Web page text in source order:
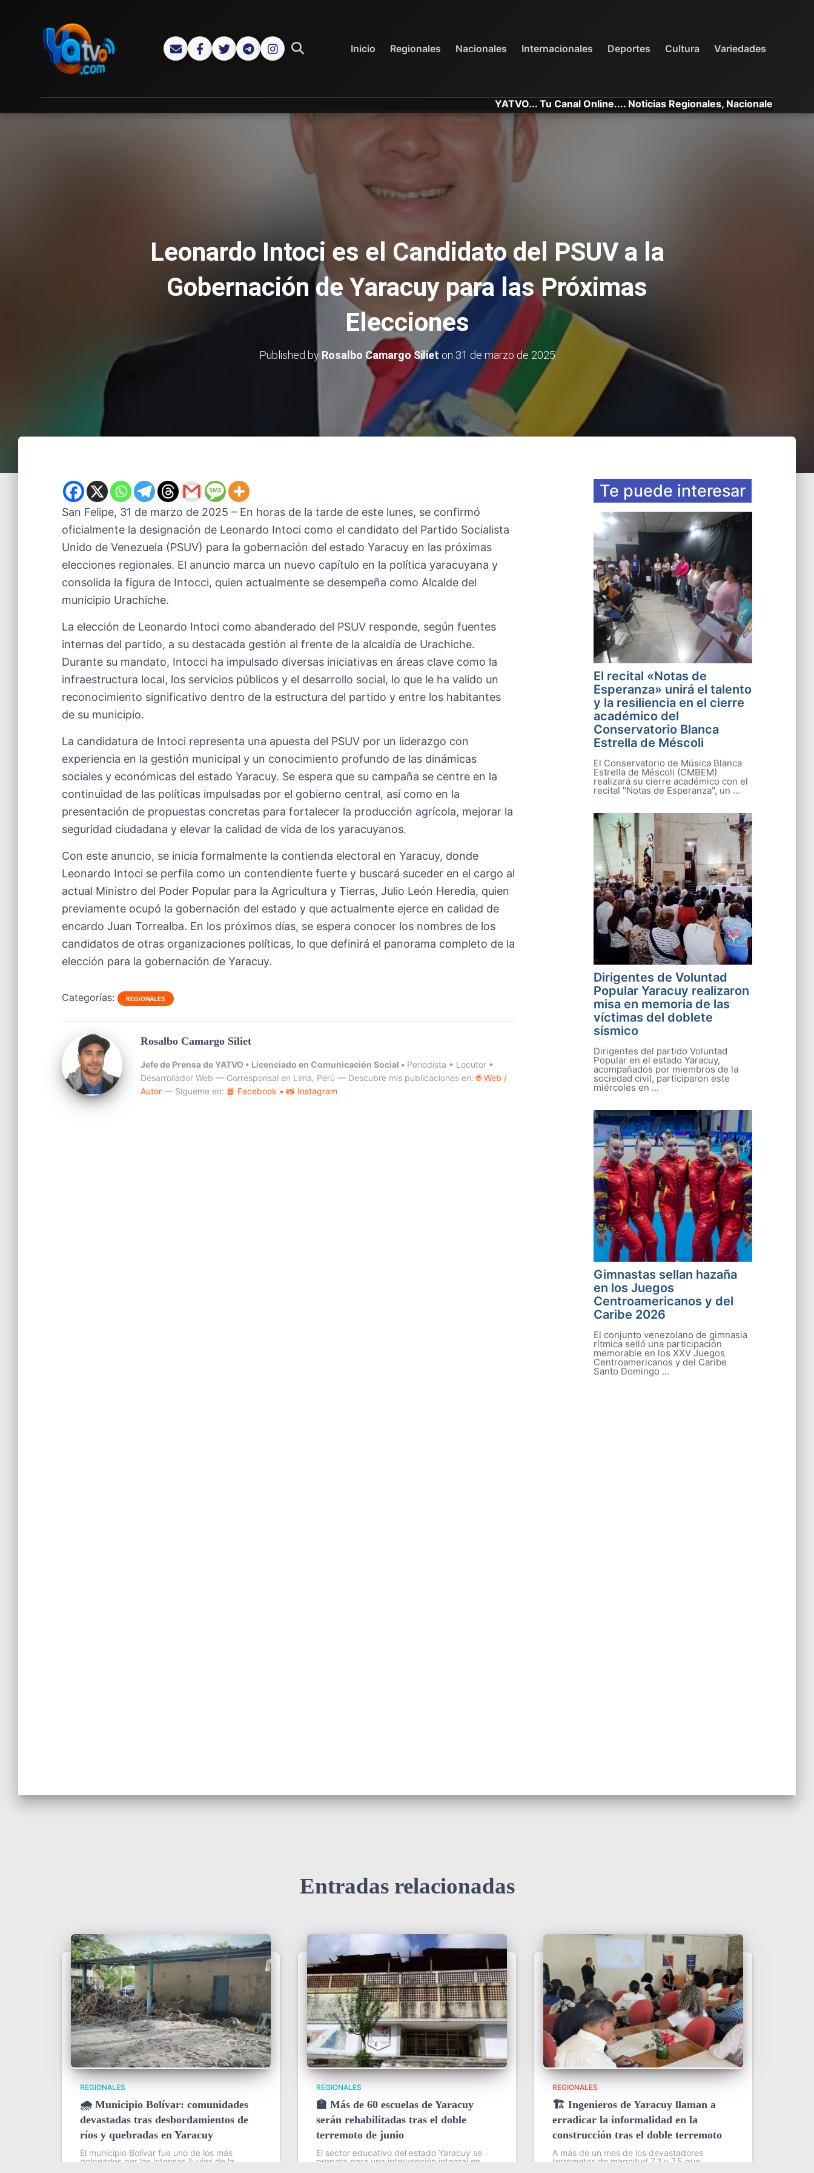
Inicio Regionales Nacionales Internacionales Deportes Cultura Variedades
YATVO... Tu Canal Online.... Noticias Regionales, Nacionales e Internacionales.
Leonardo Intoci es el Candidato del PSUV a la
Gobernación de Yaracuy para las Próximas
Elecciones
Published by Rosalbo Camargo Siliet on 31 de marzo de 2025
San Felipe, 31 de marzo de 2025 – En horas de la tarde de este lunes, se confirmó
oficialmente la designación de Leonardo Intoci como el candidato del Partido Socialista
Unido de Venezuela (PSUV) para la gobernación del estado Yaracuy en las próximas
elecciones regionales. El anuncio marca un nuevo capítulo en la política yaracuyana y
consolida la figura de Intocci, quien actualmente se desempeña como Alcalde del
municipio Urachiche.
La elección de Leonardo Intoci como abanderado del PSUV responde, según fuentes
internas del partido, a su destacada gestión al frente de la alcaldía de Urachiche.
Durante su mandato, Intocci ha impulsado diversas iniciativas en áreas clave como la
infraestructura local, los servicios públicos y el desarrollo social, lo que le ha valido un
reconocimiento significativo dentro de la estructura del partido y entre los habitantes
de su municipio.
La candidatura de Intoci representa una apuesta del PSUV por un liderazgo con
experiencia en la gestión municipal y un conocimiento profundo de las dinámicas
sociales y económicas del estado Yaracuy. Se espera que su campaña se centre en la
continuidad de las políticas impulsadas por el gobierno central, así como en la
presentación de propuestas concretas para fortalecer la producción agrícola, mejorar la
seguridad ciudadana y elevar la calidad de vida de los yaracuyanos.
Con este anuncio, se inicia formalmente la contienda electoral en Yaracuy, donde
Leonardo Intoci se perfila como un contendiente fuerte y buscará suceder en el cargo al
actual Ministro del Poder Popular para la Agricultura y Tierras, Julio León Heredia, quien
previamente ocupó la gobernación del estado y que actualmente ejerce en calidad de
encardo Juan Torrealba. En los próximos días, se espera conocer los nombres de los
candidatos de otras organizaciones políticas, lo que definirá el panorama completo de la
elección para la gobernación de Yaracuy.
Categorías: REGIONALES
Rosalbo Camargo Siliet
Jefe de Prensa de YATVO • Licenciado en Comunicación Social • Periodista • Locutor •
Desarrollador Web — Corresponsal en Lima, Perú — Descubre mis publicaciones en:🌐 Web /
Autor— Sígueme en: 📘 Facebook • 📸 Instagram
Te puede interesar
El recital «Notas de
Esperanza» unirá el talento
y la resiliencia en el cierre
académico del
Conservatorio Blanca
Estrella de Méscoli
El Conservatorio de Música Blanca
Estrella de Méscoli (CMBEM)
realizará su cierre académico con el
recital "Notas de Esperanza", un ...
Dirigentes de Voluntad
Popular Yaracuy realizaron
misa en memoria de las
víctimas del doblete
sísmico
Dirigentes del partido Voluntad
Popular en el estado Yaracuy,
acompañados por miembros de la
sociedad civil, participaron este
miércoles en ...
Gimnastas sellan hazaña
en los Juegos
Centroamericanos y del
Caribe 2026
El conjunto venezolano de gimnasia
rítmica selló una participación
memorable en los XXV Juegos
Centroamericanos y del Caribe
Santo Domingo ...
Entradas relacionadas
REGIONALES
🌧️ Municipio Bolívar: comunidades
devastadas tras desbordamientos de
ríos y quebradas en Yaracuy
El municipio Bolívar fue uno de los más
golpeados por las intensas lluvias de la
REGIONALES
🏫 Más de 60 escuelas de Yaracuy
serán rehabilitadas tras el doble
terremoto de junio
El sector educativo del estado Yaracuy se
prepara para una intervención integral en
REGIONALES
🏗️ Ingenieros de Yaracuy llaman a
erradicar la informalidad en la
construcción tras el doble terremoto
A más de un mes de los devastadores
terremotos de magnitud 7,2 y 7,5 que